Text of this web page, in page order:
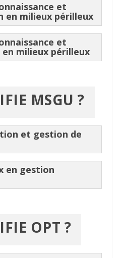
et
en milieux périlleux
et
milieux périlleux
MSGU ?
et gestion de
en gestion
OPT ?